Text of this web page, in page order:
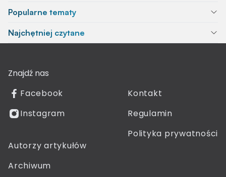
Popularne tematy
Najchętniej czytane
Znajdź nas
Facebook
Instagram
Kontakt
Regulamin
Polityka prywatności
Autorzy artykułów
Archiwum